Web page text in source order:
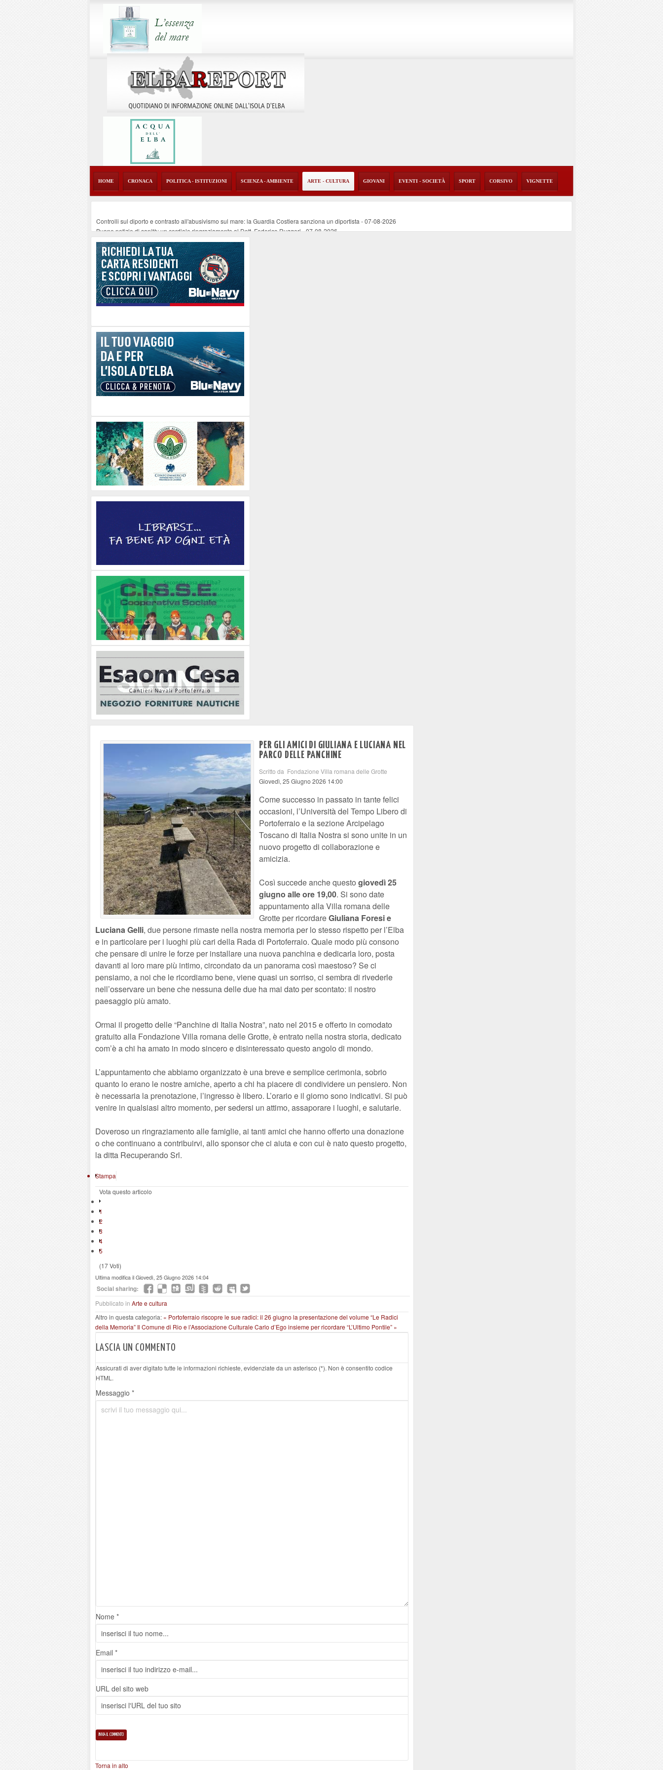
HOME CRONACA POLITICA - ISTITUZIONI SCIENZA - AMBIENTE ARTE - CULTURA GIOVANI EVENTI - SOCIETÀ SPORT CORSIVO VIGNETTE
Controlli sul diporto e contrasto all'abusivismo sul mare: la Guardia Costiera sanziona un diportista -07-08-2026
Buone notizie di sanità: un cordiale ringraziamento al Dott. Federico Ruggeri-07-08-2026
Altiero Spinelli e Ursula Hirschmann all'Elba: riaffiora una testimonianza del 1966
Capoliveri, potenziata la pulizia dei bordi stradali-07-08-2026
Marina di Campo tra i porti interessati dal nuovo piano dell'Autorità portuale regionale
PER GLI AMICI DI GIULIANA E LUCIANA NEL
PARCO DELLE PANCHINE
Scritto da Fondazione Villa romana delle Grotte
Giovedì, 25 Giugno 2026 14:00
Come successo in passato in tante felici
occasioni, l’Università del Tempo Libero di
Portoferraio e la sezione Arcipelago
Toscano di Italia Nostra si sono unite in un
nuovo progetto di collaborazione e
amicizia.
Così succede anche questo giovedì 25
giugno alle ore 19,00. Si sono date
appuntamento alla Villa romana delle
Grotte per ricordareGiuliana Foresi e
Luciana Gelli, due persone rimaste nella nostra memoria per lo stesso rispetto per l’Elba
e in particolare per i luoghi più cari della Rada di Portoferraio. Quale modo più consono
che pensare di unire le forze per installare una nuova panchina e dedicarla loro, posta
davanti al loro mare più intimo, circondato da un panorama così maestoso? Se ci
pensiamo, a noi che le ricordiamo bene, viene quasi un sorriso, ci sembra di rivederle
nell’osservare un bene che nessuna delle due ha mai dato per scontato: il nostro
paesaggio più amato.
Ormai il progetto delle “Panchine di Italia Nostra”, nato nel 2015 e offerto in comodato
gratuito alla Fondazione Villa romana delle Grotte, è entrato nella nostra storia, dedicato
com’è a chi ha amato in modo sincero e disinteressato questo angolo di mondo.
L’appuntamento che abbiamo organizzato è una breve e semplice cerimonia, sobrio
quanto lo erano le nostre amiche, aperto a chi ha piacere di condividere un pensiero. Non
è necessaria la prenotazione, l’ingresso è libero. L’orario e il giorno sono indicativi. Si può
venire in qualsiasi altro momento, per sedersi un attimo, assaporare i luoghi, e salutarle.
Doveroso un ringraziamento alle famiglie, ai tanti amici che hanno offerto una donazione
o che continuano a contribuirvi, allo sponsor che ci aiuta e con cui è nato questo progetto,
la ditta Recuperando Srl.
Stampa
Vota questo articolo
1
2
3
4
5
(17 Voti)
Ultima modifica il Giovedì, 25 Giugno 2026 14:04
Social sharing:
Pubblicato in Arte e cultura
Altro in questa categoria: « Portoferraio riscopre le sue radici: il 26 giugno la presentazione del volume “Le Radici
della Memoria” Il Comune di Rio e l’Associazione Culturale Carlo d’Ego insieme per ricordare “L’Ultimo Pontile” »
LASCIA UN COMMENTO
Assicurati di aver digitato tutte le informazioni richieste, evidenziate da un asterisco (*). Non è consentito codice
HTML.
Messaggio *
Nome *
Email *
URL del sito web
Torna in alto